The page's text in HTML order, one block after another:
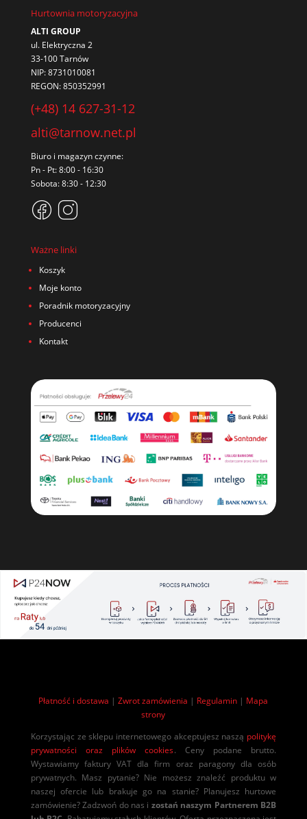
Hurtownia motoryzacyjna
ALTI GROUP
ul. Elektryczna 2
33-100 Tarnów
NIP: 8731010081
REGON: 850352991
(+48) 14 627-31-12
alti@tarnow.net.pl
Biuro i magazyn czynne:
Pn - Pt: 8:00 - 16:30
Sobota: 8:30 - 12:30
Ważne linki
Koszyk
Moje konto
Poradnik motoryzacyjny
Producenci
Kontakt
Płatność i dostawa |Zwrot zamówienia | Regulamin | Mapa
strony
Korzystając ze sklepu internetowego akceptujesz naszą politykę
prywatności oraz plików cookies. Ceny podane brutto.
Wystawiamy faktury VAT dla firm oraz paragony dla osób
prywatnych. Masz pytanie? Nie możesz znaleźć produktu w
naszej ofercie lub brakuje go na stanie? Planujesz hurtowe
zamówienie? Zadzwoń do nas i zostań naszym Partnerem B2B